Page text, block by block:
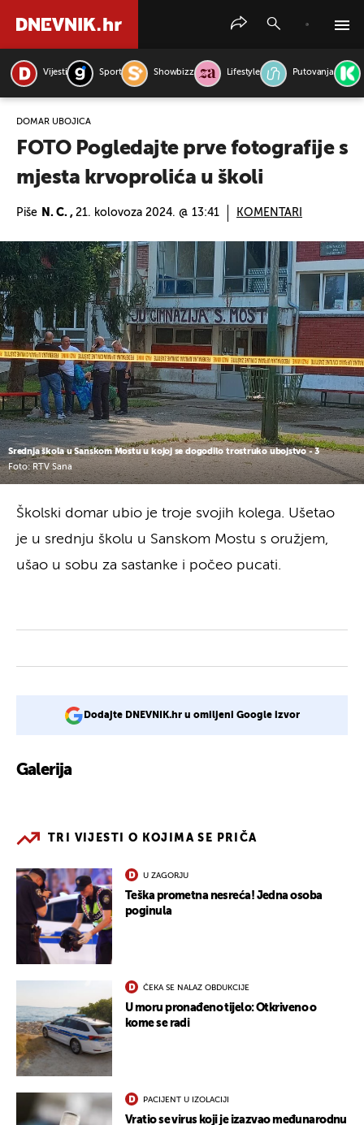
Vijesti Sport Showbizz Lifestyle Putovanja
DOMAR UBOJICA
FOTO Pogledajte prve fotografije s
mjesta krvoprolića u školi
Piše N. C. , 21. kolovoza 2024. @ 13:41 KOMENTARI
Srednja škola u Sanskom Mostu u kojoj se dogodilo trostruko ubojstvo - 3
Foto: RTV Sana
Školski domar ubio je troje svojih kolega. Ušetao
je u srednju školu u Sanskom Mostu s oružjem,
ušao u sobu za sastanke i počeo pucati.
Dodajte DNEVNIK.hr u omiljeni Google izvor
Galerija
TRI VIJESTI O KOJIMA SE PRIČA
U ZAGORJU
Teška prometna nesreća! Jedna osoba
poginula
ČEKA SE NALAZ OBDUKCIJE
U moru pronađeno tijelo: Otkriveno o
kome se radi
PACIJENT U IZOLACIJI
Vratio se virus koji je izazvao međunarodnu
PRETRAŽITE VIJESTI